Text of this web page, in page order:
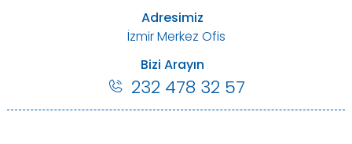
Adresimiz
İzmir Merkez Ofis
Bizi Arayın
232 478 32 57